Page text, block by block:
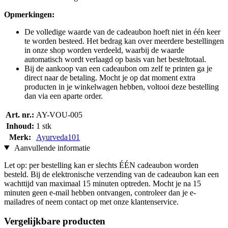
Opmerkingen:
De volledige waarde van de cadeaubon hoeft niet in één keer
te worden besteed. Het bedrag kan over meerdere bestellingen
in onze shop worden verdeeld, waarbij de waarde
automatisch wordt verlaagd op basis van het besteltotaal.
Bij de aankoop van een cadeaubon om zelf te printen ga je
direct naar de betaling. Mocht je op dat moment extra
producten in je winkelwagen hebben, voltooi deze bestelling
dan via een aparte order.
Art. nr.: AY-VOU-005
Inhoud: 1 stk
Merk:
Ayurveda101
Aanvullende informatie
Let op: per bestelling kan er slechts ÉÉN cadeaubon worden
besteld. Bij de elektronische verzending van de cadeaubon kan een
wachttijd van maximaal 15 minuten optreden. Mocht je na 15
minuten geen e-mail hebben ontvangen, controleer dan je e-
mailadres of neem contact op met onze klantenservice.
Vergelijkbare producten